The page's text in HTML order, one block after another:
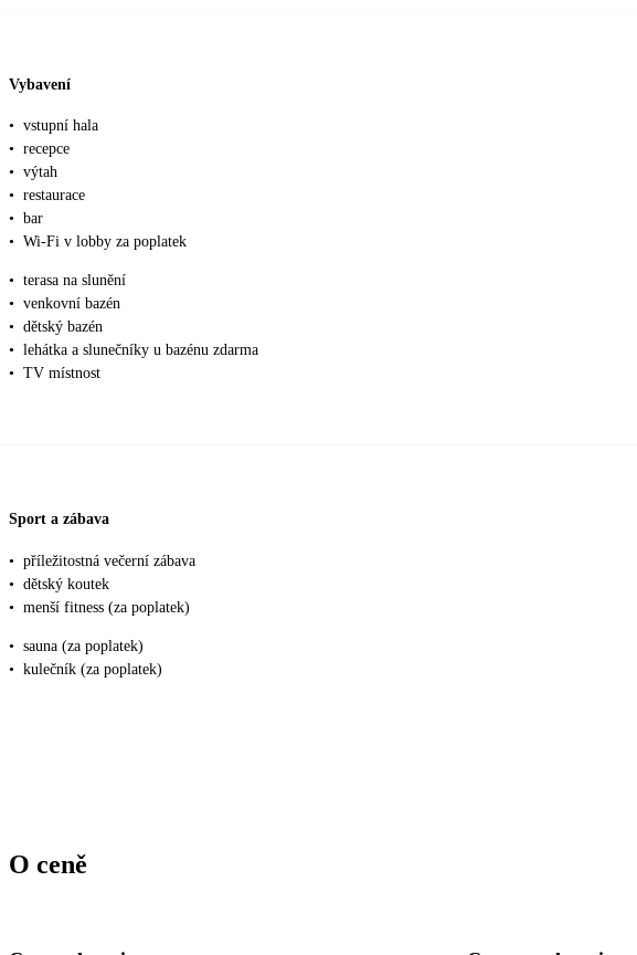
Vybavení
• vstupní hala
• recepce
• výtah
• restaurace
• bar
• Wi-Fi v lobby za poplatek
• terasa na slunění
• venkovní bazén
• dětský bazén
• lehátka a slunečníky u bazénu zdarma
• TV místnost
Sport a zábava
• příležitostná večerní zábava
• dětský koutek
• menší fitness (za poplatek)
• sauna (za poplatek)
• kulečník (za poplatek)
O ceně